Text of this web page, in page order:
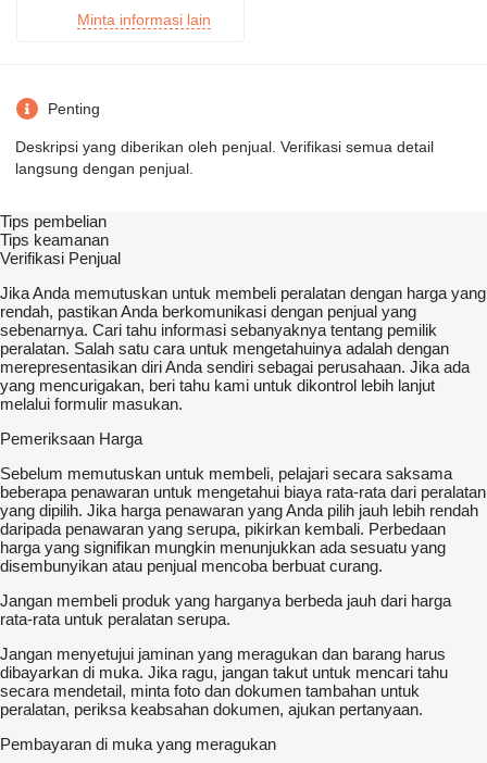
Minta informasi lain
Penting
Deskripsi yang diberikan oleh penjual. Verifikasi semua detail
langsung dengan penjual.
Tips pembelian
Tips keamanan
Verifikasi Penjual
Jika Anda memutuskan untuk membeli peralatan dengan harga yang
rendah, pastikan Anda berkomunikasi dengan penjual yang
sebenarnya. Cari tahu informasi sebanyaknya tentang pemilik
peralatan. Salah satu cara untuk mengetahuinya adalah dengan
merepresentasikan diri Anda sendiri sebagai perusahaan. Jika ada
yang mencurigakan, beri tahu kami untuk dikontrol lebih lanjut
melalui formulir masukan.
Pemeriksaan Harga
Sebelum memutuskan untuk membeli, pelajari secara saksama
beberapa penawaran untuk mengetahui biaya rata-rata dari peralatan
yang dipilih. Jika harga penawaran yang Anda pilih jauh lebih rendah
daripada penawaran yang serupa, pikirkan kembali. Perbedaan
harga yang signifikan mungkin menunjukkan ada sesuatu yang
disembunyikan atau penjual mencoba berbuat curang.
Jangan membeli produk yang harganya berbeda jauh dari harga
rata-rata untuk peralatan serupa.
Jangan menyetujui jaminan yang meragukan dan barang harus
dibayarkan di muka. Jika ragu, jangan takut untuk mencari tahu
secara mendetail, minta foto dan dokumen tambahan untuk
peralatan, periksa keabsahan dokumen, ajukan pertanyaan.
Pembayaran di muka yang meragukan